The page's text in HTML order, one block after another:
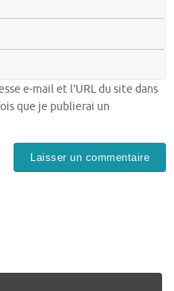
e-mail et l’URL du site dans
que je publierai un